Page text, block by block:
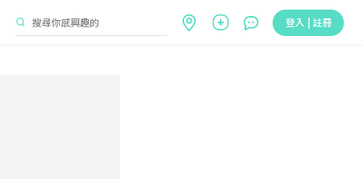
登入 | 註冊